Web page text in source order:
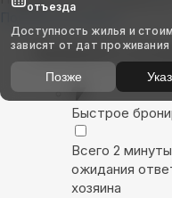
Показать на карте
Выбирайте
Быстрое
Всего 2
ожидания
хозяина
отъезда
Доступность жилья и
зависят от дат проживания
Позже